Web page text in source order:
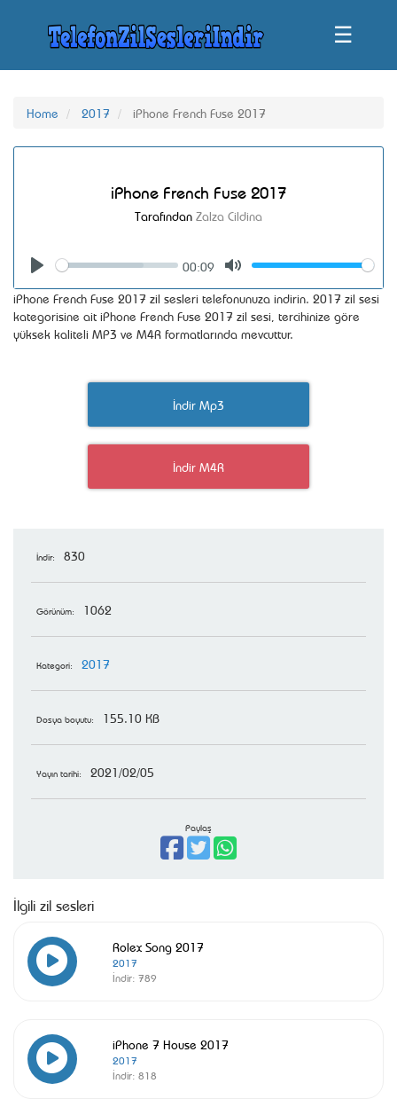
☰
Home 2017 iPhone French Fuse 2017
iPhone French Fuse 2017
Tarafından Zalza Cildina
Seek
00:09
Volume
iPhone French Fuse 2017 zil sesleri telefonunuza indirin. 2017 zil sesi
kategorisine ait iPhone French Fuse 2017 zil sesi, tercihinize göre
yüksek kaliteli MP3 ve M4R formatlarında mevcuttur.
İndir Mp3
İndir M4R
İndir: 830
Görünüm: 1062
Kategori: 2017
Dosya boyutu: 155.10 KB
Yayın tarihi: 2021/02/05
Paylaş
İlgili zil sesleri
Rolex Song 2017
2017
İndir: 789
iPhone 7 House 2017
2017
İndir: 818